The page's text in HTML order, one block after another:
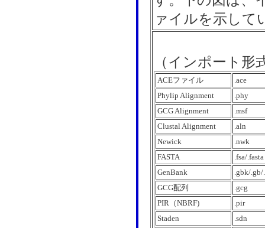
ァイルを示して
（インポート形
ACEファイル
.ace
Phylip Alignment
.phy
GCG Alignment
.msf
Clustal Alignment
.aln
Newick
.nwk
FASTA
.fsa/.fasta
GenBank
.gbk/.gb/
GCG配列
.gcg
PIR（NBRF)
.pir
Staden
.sdn